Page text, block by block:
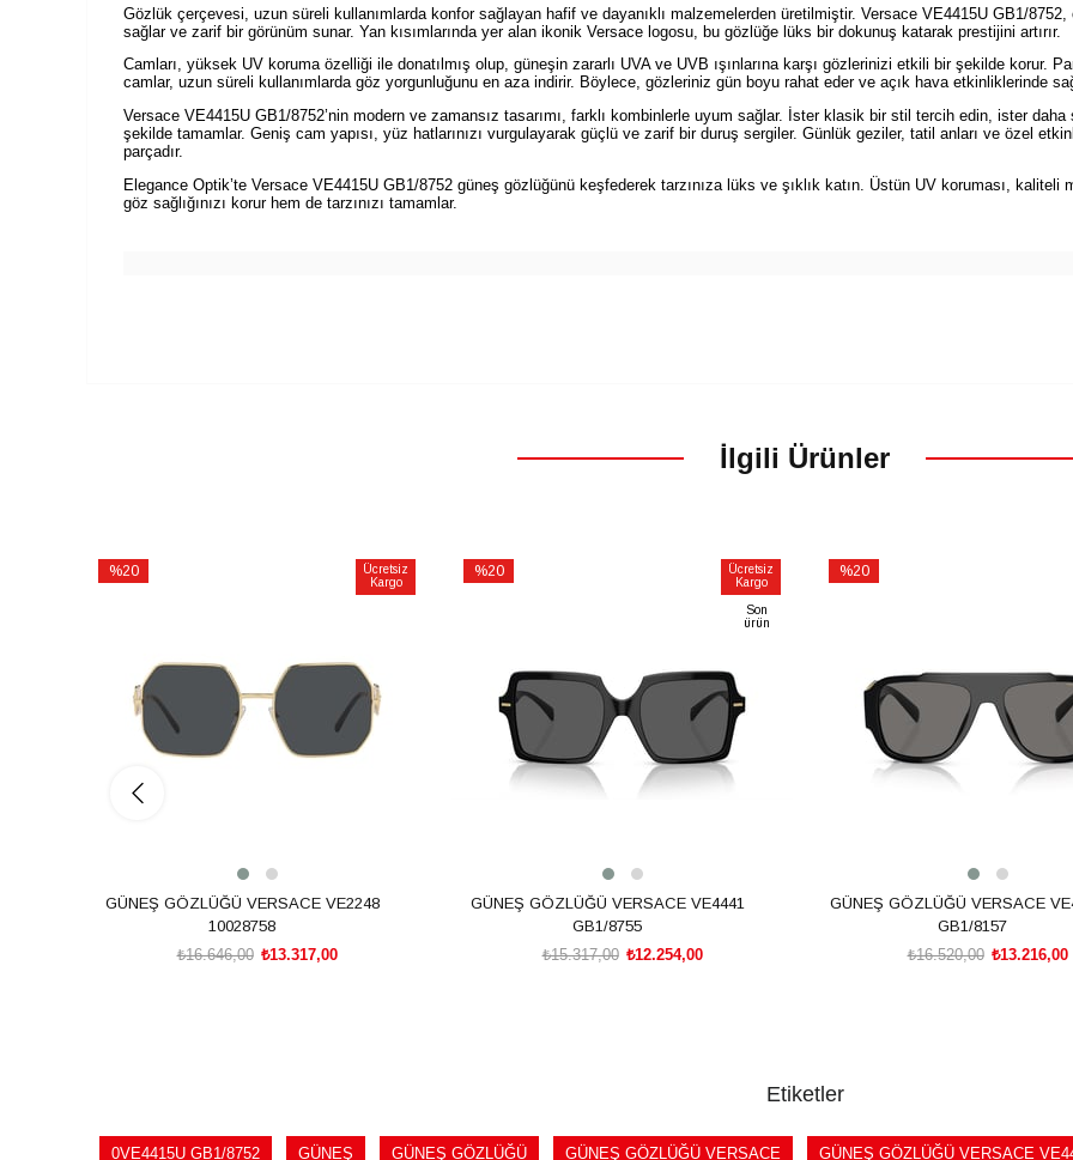
Gözlük çerçevesi, uzun süreli kullanımlarda konfor sağlayan hafif ve dayanıklı malzemelerden üretilmiştir. Versace VE4415U GB1/
sağlar ve zarif bir görünüm sunar. Yan kısımlarında yer alan ikonik Versace logosu, bu gözlüğe lüks bir dokunuş katarak prestijini artırır.
Camları, yüksek UV koruma özelliği ile donatılmış olup, güneşin zararlı UVA ve UVB ışınlarına karşı gözlerinizi etkili bir şekilde korur.
camlar, uzun süreli kullanımlarda göz yorgunluğunu en aza indirir. Böylece, gözleriniz gün boyu rahat eder ve açık hava etkinliklerinde
Versace VE4415U GB1/8752’nin modern ve zamansız tasarımı, farklı kombinlerle uyum sağlar. İster klasik bir stil tercih edin, ister
şekilde tamamlar. Geniş cam yapısı, yüz hatlarınızı vurgulayarak güçlü ve zarif bir duruş sergiler. Günlük geziler, tatil anları ve özel
parçadır.
Elegance Optik’te Versace VE4415U GB1/8752 güneş gözlüğünü keşfederek tarzınıza lüks ve şıklık katın. Üstün UV koruması,
göz sağlığınızı korur hem de tarzınızı tamamlar.
İlgili Ürünler
%20
Ücretsiz
Kargo
GÜNEŞ GÖZLÜĞÜ VERSACE VE2248
10028758
₺13.317,00
₺16.646,00
%20
Ücretsiz
Kargo
Son
ürün
GÜNEŞ GÖZLÜĞÜ VERSACE VE4441
GB1/8755
₺12.254,00
₺15.317,00
%20
GÜNEŞ GÖZLÜĞÜ VERSACE
GB1/8157
₺13.216,00
₺16.520,00
Etiketler
0VE4415U GB1/8752 GÜNEŞ GÜNEŞ GÖZLÜĞÜ GÜNEŞ GÖZLÜĞÜ VERSACE GÜNEŞ GÖZLÜĞÜ VERSACE